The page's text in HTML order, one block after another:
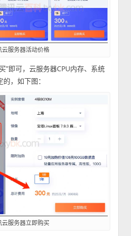
云服务器活动价格
”即可，云服务器CPU内存、系统
，如下图：
云服务器立即购买